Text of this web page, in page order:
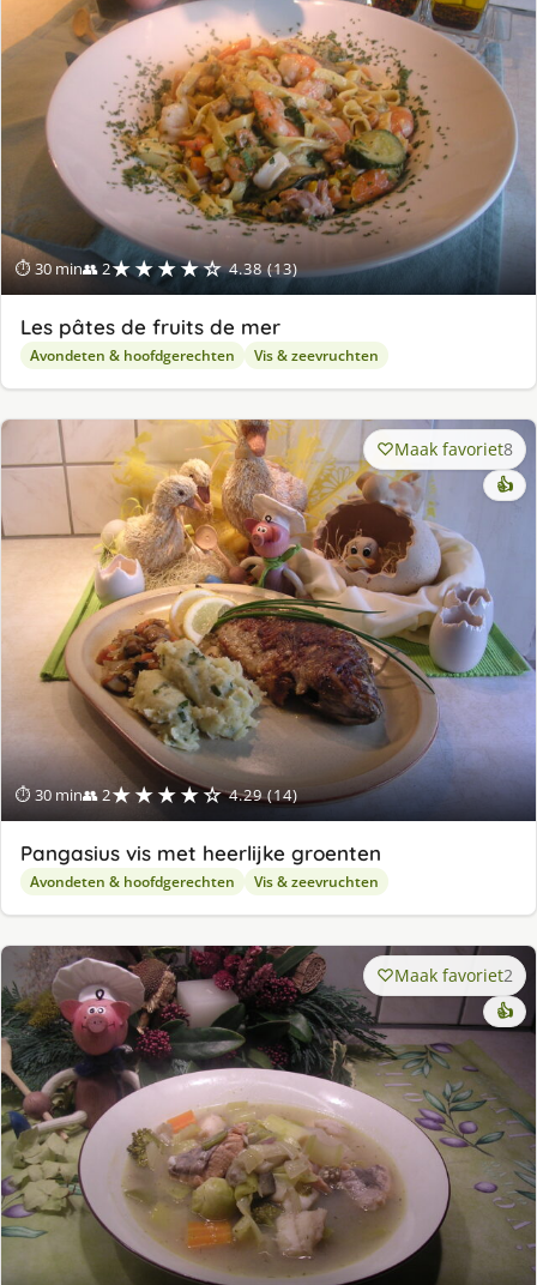
⏱ 30 min👥 2★★★★☆ 4.38 (13)
Les pâtes de fruits de mer
Avondeten & hoofdgerechten Vis & zeevruchten
⏱ 30 min👥 2★★★★☆ 4.29 (14)
Maak favoriet8
👍
Pangasius vis met heerlijke groenten
Avondeten & hoofdgerechten Vis & zeevruchten
Maak favoriet2
👍